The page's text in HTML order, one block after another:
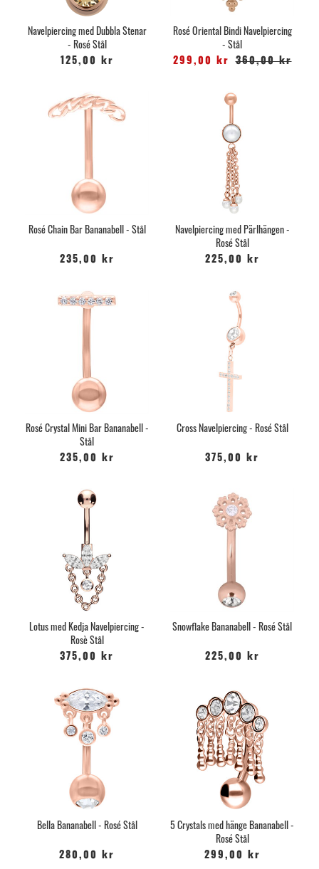
Navelpiercing med Dubbla Stenar
- Rosé Stål
125,00 kr
Rosé Oriental Bindi Navelpiercing
- Stål
299,00 kr
360,00 kr
Rosé Chain Bar Bananabell - Stål
235,00 kr
Navelpiercing med Pärlhängen -
Rosé Stål
225,00 kr
Rosé Crystal Mini Bar Bananabell -
Stål
235,00 kr
Cross Navelpiercing - Rosé Stål
375,00 kr
Lotus med Kedja Navelpiercing -
Rosè Stål
375,00 kr
Snowflake Bananabell - Rosé Stål
225,00 kr
Bella Bananabell - Rosé Stål
280,00 kr
5 Crystals med hänge Bananabell -
Rosé Stål
299,00 kr